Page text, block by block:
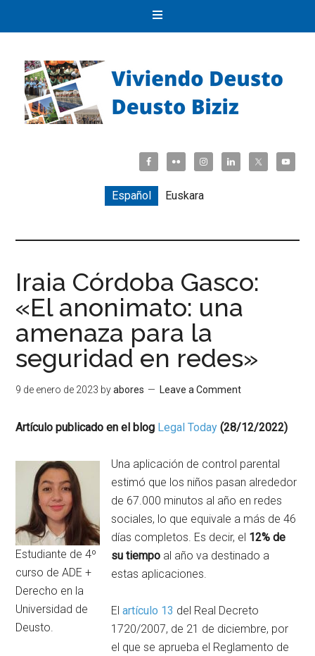
Español Euskara
Iraia Córdoba Gasco:
«El anonimato: una
amenaza para la
seguridad en redes»
9 de enero de 2023 byabores Leave a Comment
Artículo publicado en el blog Legal Today (28/12/2022)
Estudiante de 4º
curso de ADE +
Derecho en la
Universidad de
Deusto.
Una aplicación de control parental
estimó que los niños pasan alrededor
de 67.000 minutos al año en redes
sociales, lo que equivale a más de 46
días completos. Es decir, el 12% de
su tiempo al año va destinado a
estas aplicaciones.
Elartículo 13 del Real Decreto
1720/2007, de 21 de diciembre, por
el que se aprueba el Reglamento de